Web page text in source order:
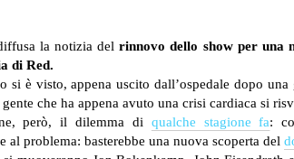
la notizia del rinnovo dello show per una
di Red.
si è visto, appena uscito dall’ospedale dopo
che ha appena avuto una crisi cardiaca si
però, il dilemma di qualche stagione fa:
al problema: basterebbe una nuova scoperta del